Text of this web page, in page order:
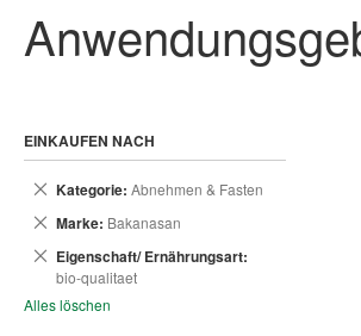
EINKAUFEN NACH
Kategorie Abnehmen & Fasten
Dies
Marke Bakanasan
Dies
Eigenschaft/ Ernährungsart
bio-qualitaet
Dies
entfernen
Alles löschen